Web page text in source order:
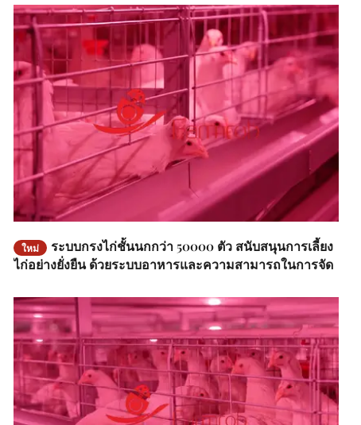
ใหม่
ระบบกรงไก่ชั้นนกกว่า 50000 ตัว สนับสนุนการเลี้ยง
ไก่อย่างยั่งยืน ด้วยระบบอาหารและความสามารถในการจัด